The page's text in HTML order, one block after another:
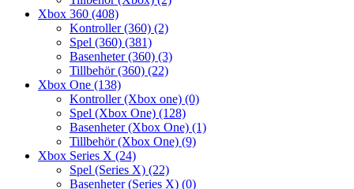
Xbox 360 (408)
Kontroller (360) (2)
Spel (360) (381)
Basenheter (360) (3)
Tillbehör (360) (22)
Xbox One (138)
Kontroller (Xbox one) (0)
Spel (Xbox One) (128)
Basenheter (Xbox One) (1)
Tillbehör (Xbox One) (9)
Xbox Series X (24)
Spel (Series X) (22)
Basenheter (Series X) (0)